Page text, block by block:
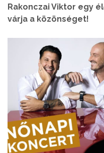
Rakonczai Viktor egy
várja a közönséget!